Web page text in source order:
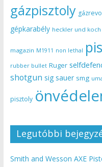
gázpisztoly
gépkarabély heckler und koch
magazin M1911 non lethal
rubber bullet Ruger
shotgun sig sauer smg
pisztoly
Legutóbbi
Smith and Wesson AXE